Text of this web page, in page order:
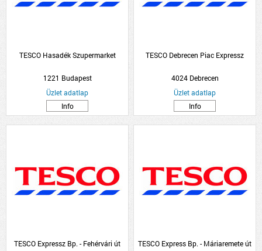
TESCO Hasadék Szupermarket
1221 Budapest
Üzlet adatlap
Info
TESCO Debrecen Piac Expressz
4024 Debrecen
Üzlet adatlap
Info
TESCO Expressz Bp. - Fehérvári út TESCO Express Bp. - Máriaremete út